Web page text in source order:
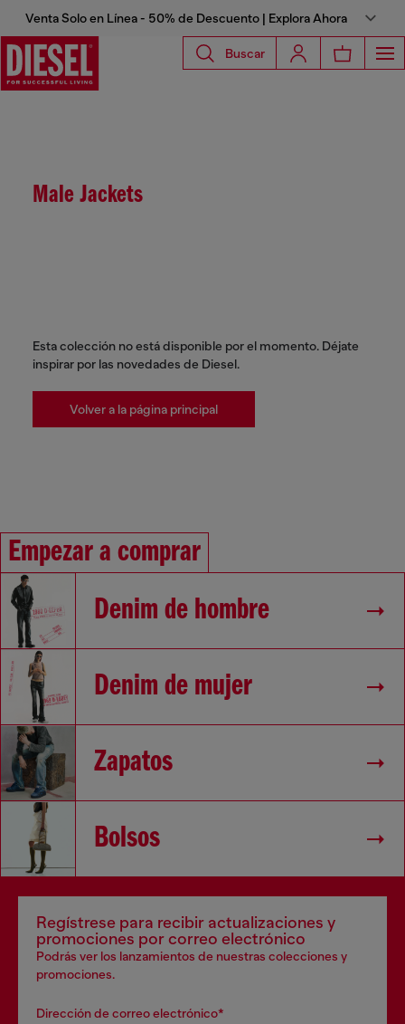
Venta Solo en Línea - 50% de Descuento | Explora Ahora
Buscar
Male Jackets
Esta colección no está disponible por el momento. Déjate
inspirar por las novedades de Diesel.
Volver a la página principal
Empezar a comprar
Denim de hombre
Denim de mujer
Zapatos
Bolsos
Regístrese para recibir actualizaciones y
promociones por correo electrónico
Podrás ver los lanzamientos de nuestras colecciones y
promociones.
Dirección de correo electrónico*